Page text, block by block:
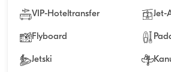
VIP-Hoteltransfer Jet-
Flyboard
Jetski